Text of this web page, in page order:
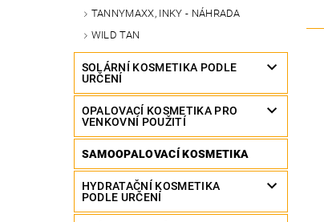
TANNYMAXX, INKY - NÁHRADA
WILD TAN
SOLÁRNÍ KOSMETIKA PODLE
URČENÍ
OPALOVACÍ KOSMETIKA PRO
VENKOVNÍ POUŽITÍ
SAMOOPALOVACÍ KOSMETIKA
HYDRATAČNÍ KOSMETIKA
PODLE URČENÍ